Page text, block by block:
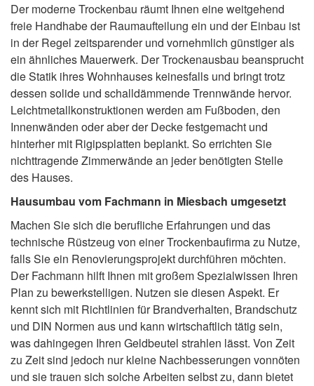
Der moderne Trockenbau räumt Ihnen eine weitgehend
freie Handhabe der Raumaufteilung ein und der Einbau ist
in der Regel zeitsparender und vornehmlich günstiger als
ein ähnliches Mauerwerk. Der Trockenausbau beansprucht
die Statik ihres Wohnhauses keinesfalls und bringt trotz
dessen solide und schalldämmende Trennwände hervor.
Leichtmetallkonstruktionen werden am Fußboden, den
Innenwänden oder aber der Decke festgemacht und
hinterher mit Rigipsplatten beplankt. So errichten Sie
nichttragende Zimmerwände an jeder benötigten Stelle
des Hauses.
Hausumbau vom Fachmann in Miesbach umgesetzt
Machen Sie sich die berufliche Erfahrungen und das
technische Rüstzeug von einer Trockenbaufirma zu Nutze,
falls Sie ein Renovierungsprojekt durchführen möchten.
Der Fachmann hilft Ihnen mit großem Spezialwissen Ihren
Plan zu bewerkstelligen. Nutzen sie diesen Aspekt. Er
kennt sich mit Richtlinien für Brandverhalten, Brandschutz
und DIN Normen aus und kann wirtschaftlich tätig sein,
was dahingegen Ihren Geldbeutel strahlen lässt. Von Zeit
zu Zeit sind jedoch nur kleine Nachbesserungen vonnöten
und sie trauen sich solche Arbeiten selbst zu, dann bietet